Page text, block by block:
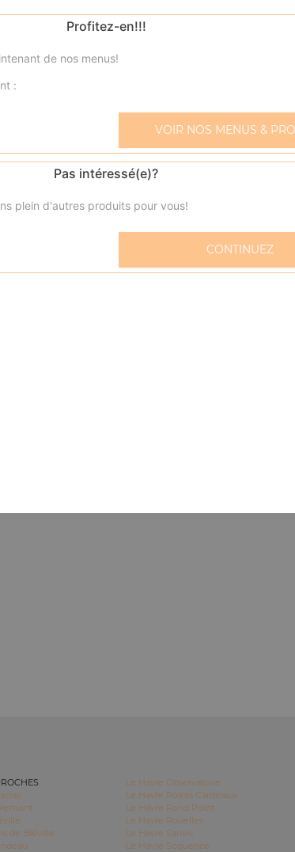
de Bléville
Le Havre Observatoire
Le Havre Points Cardinaux
Le Havre Rond Point
Le Havre Rouelles
Le Havre Sanvic
Le Havre Soquence
Profitez-en!!!
de nos menus!
:
VOIR NOS MENUS &
Pas intéressé(e)?
plein d'autres produits pour vous!
CONTINUEZ